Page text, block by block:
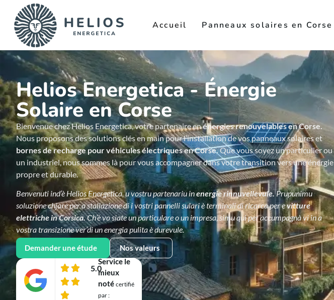
Accueil Panneaux solaires en Corse
Helios Energetica - Énergie
Solaire en Corse
Bienvenue chez Helios Energetica, votre partenaire enénergies renouvelables en Corse.
Nous proposons des solutions clés en main pour l’installation de vos panneaux solaires et
bornes de recharge pour véhicules électriques en Corse.Que vous soyez un particulier ou
un industriel, nous sommes là pour vous accompagner dans votre transition vers une énergie
propre et durable.
Benvenuti ind’è Helios Energetica, u vostru partenariu inenergie rinnuvellevule.Prupunimu
soluzione chjare per a stallazione di i vostri pannelli sulari è terminali di ricarcaper evitture
elettriche in Corsica.Ch’è vo siate un particulare o un impresa, simu quì peraccumpagnà vi in a
vostra transizione ver’di un energia pulita è durevule.
Demander une étude Nos valeurs
5.0
Service le
mieux
noté certifié
par :